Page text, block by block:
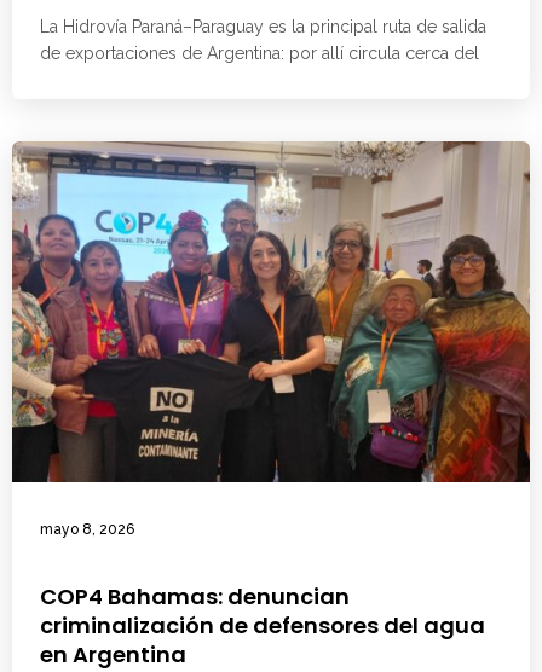
La Hidrovía Paraná–Paraguay es la principal ruta de salida
de exportaciones de Argentina: por allí circula cerca del
mayo 8, 2026
COP4 Bahamas: denuncian
criminalización de defensores del agua
en Argentina